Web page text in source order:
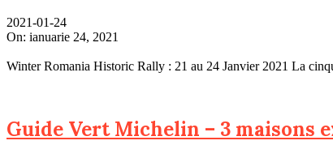
2021-01-24
On: ianuarie 24, 2021
Winter Romania Historic Rally : 21 au 24 Janvier 2021 La
Guide Vert Michelin – 3 maisons